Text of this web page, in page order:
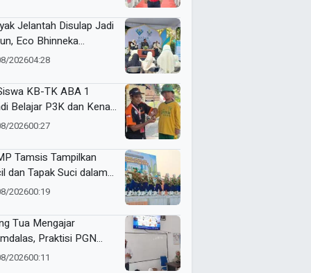
Jelantah Disulap Jadi
Eco Bhinneka
Inspirasi
202604:28
KB-TK ABA 1
Belajar P3K dan Kenali
Lewat Ambulance
202600:27
Tamsis Tampilkan
dan Tapak Suci dalam
One Event di
202600:19
Tua Mengajar
Praktisi PGN
Kenalkan Dunia
202600:11